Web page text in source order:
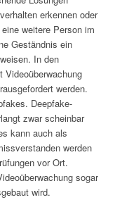
erkennen oder
weitere Person im
Geständnis ein
In den
Videoüberwachung
werden.
Deepfake-
zwar scheinbar
kann auch als
werden
vor Ort.
sogar
wird.